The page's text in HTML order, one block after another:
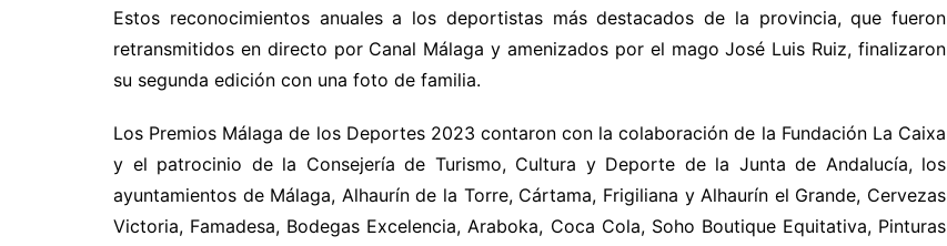
Estos reconocimientos anuales a los deportistas más destacados de la provincia, que fueron
retransmitidos en directo por Canal Málaga y amenizados por el mago José Luis Ruiz, finalizaron
su segunda edición con una foto de familia.
Los Premios Málaga de los Deportes 2023 contaron con la colaboración de la Fundación La Caixa
y el patrocinio de la Consejería de Turismo, Cultura y Deporte de la Junta de Andalucía, los
ayuntamientos de Málaga, Alhaurín de la Torre, Cártama, Frigiliana y Alhaurín el Grande, Cervezas
Victoria, Famadesa, Bodegas Excelencia, Araboka, Coca Cola, Soho Boutique Equitativa, Pinturas